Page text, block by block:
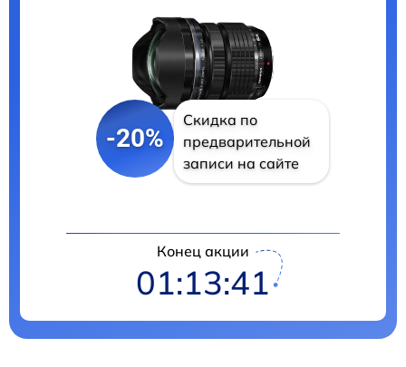
-20%
Скидка по
предварительной
записи на сайте
Конец акции
01:13:40